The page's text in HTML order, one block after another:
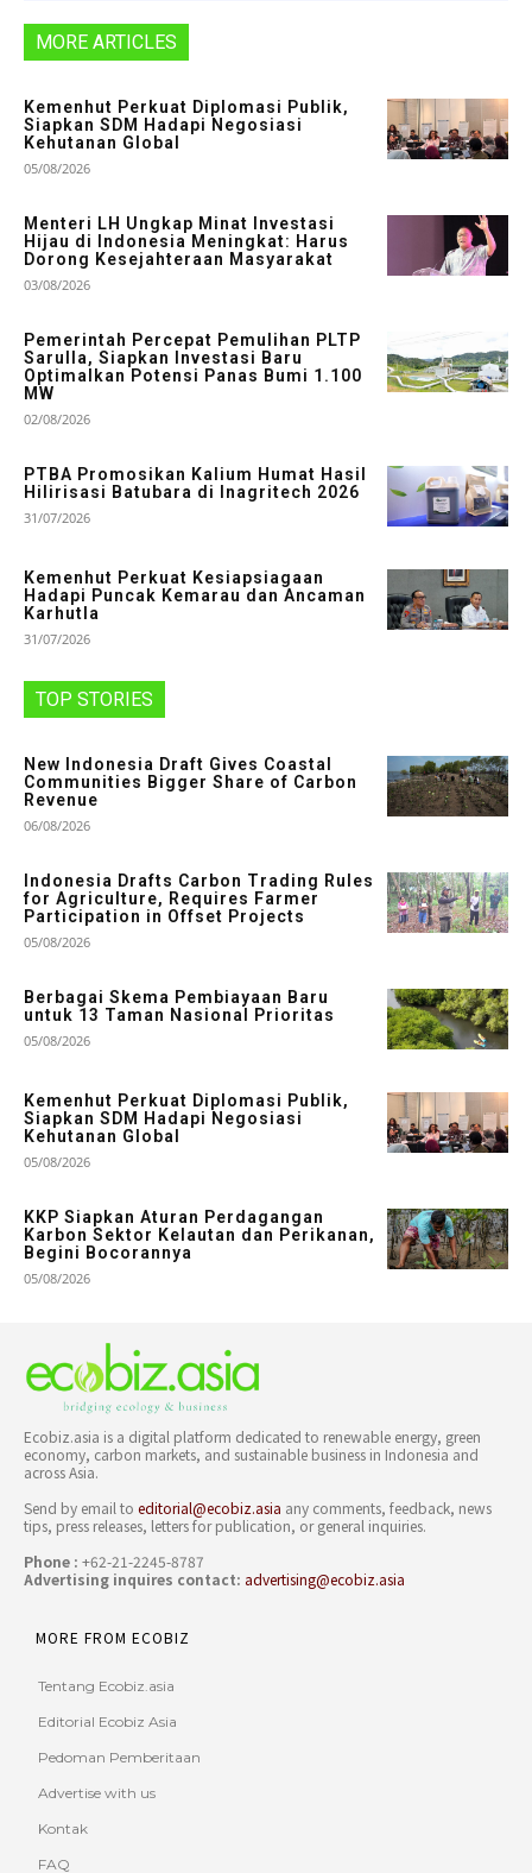
MORE ARTICLES
Kemenhut Perkuat Diplomasi Publik,
Siapkan SDM Hadapi Negosiasi
Kehutanan Global
05/08/2026
Menteri LH Ungkap Minat Investasi
Hijau di Indonesia Meningkat: Harus
Dorong Kesejahteraan Masyarakat
03/08/2026
Pemerintah Percepat Pemulihan PLTP
Sarulla, Siapkan Investasi Baru
Optimalkan Potensi Panas Bumi 1.100
MW
02/08/2026
PTBA Promosikan Kalium Humat Hasil
Hilirisasi Batubara di Inagritech 2026
31/07/2026
Kemenhut Perkuat Kesiapsiagaan
Hadapi Puncak Kemarau dan Ancaman
Karhutla
31/07/2026
TOP STORIES
New Indonesia Draft Gives Coastal
Communities Bigger Share of Carbon
Revenue
06/08/2026
Indonesia Drafts Carbon Trading Rules
for Agriculture, Requires Farmer
Participation in Offset Projects
05/08/2026
Berbagai Skema Pembiayaan Baru
untuk 13 Taman Nasional Prioritas
05/08/2026
Kemenhut Perkuat Diplomasi Publik,
Siapkan SDM Hadapi Negosiasi
Kehutanan Global
05/08/2026
KKP Siapkan Aturan Perdagangan
Karbon Sektor Kelautan dan Perikanan,
Begini Bocorannya
05/08/2026
Ecobiz.asia is a digital platform dedicated to renewable energy, green
economy, carbon markets, and sustainable business in Indonesia and
across Asia.
Send by email to editorial@ecobiz.asia any comments, feedback, news
tips, press releases, letters for publication, or general inquiries.
Phone : +62-21-2245-8787
Advertising inquires contact: advertising@ecobiz.asia
MORE FROM ECOBIZ
Tentang Ecobiz.asia
Editorial Ecobiz Asia
Pedoman Pemberitaan
Advertise with us
Kontak
FAQ